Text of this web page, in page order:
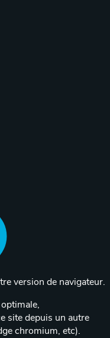
version de navigateur.
site depuis un autre
chromium, etc).